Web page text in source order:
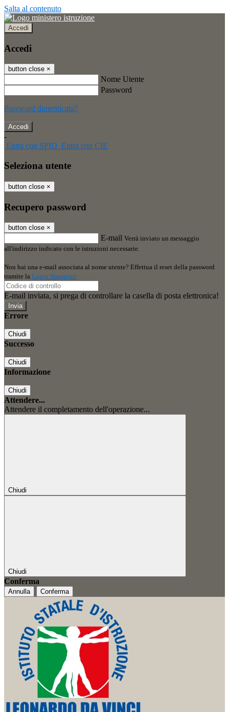
Salta al contenuto
Accedi
Accedi
button close ×
Nome Utente
Password
Password dimenticata?
-
Entra con SPID Entra con CIE
Seleziona utente
button close ×
Recupero password
button close ×
E-mail Verrà inviato un messaggio
all'indirizzo indicato con le istruzioni necessarie.
Non hai una e-mail associata al nome utente? Effettua il reset della password
tramite la Login Spaggiari
E-mail inviata, si prega di controllare la casella di posta elettronica!
Errore
Chiudi
Successo
Chiudi
Informazione
Chiudi
Attendere...
Attendere il completamento dell'operazione...
Chiudi
Chiudi
Conferma
Annulla Conferma